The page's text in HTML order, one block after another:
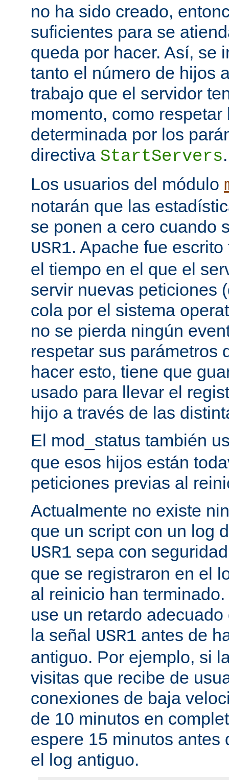
no ha sido creado,
suficientes para se
queda por hacer. Así, se
tanto el número de hijos
trabajo que el servidor
momento, como
determinada por los
directiva StartServers.
Los usuarios del módulo
notarán que las
se ponen a cero cuando
USR1. Apache fue
el tiempo en el que el
servir nuevas peticiones
cola por el sistema
no se pierda ningún
respetar sus parámetros
hacer esto, tiene que
usado para llevar el
hijo a través de las
El mod_status también
que esos hijos están
peticiones previas al
Actualmente no existe
que un script con un log
USR1 sepa con
que se registraron en el
al reinicio han
use un retardo
la señal USR1 antes de
antiguo. Por ejemplo, si
visitas que recibe de
conexiones de baja
de 10 minutos en
espere 15 minutos antes
el log antiguo.